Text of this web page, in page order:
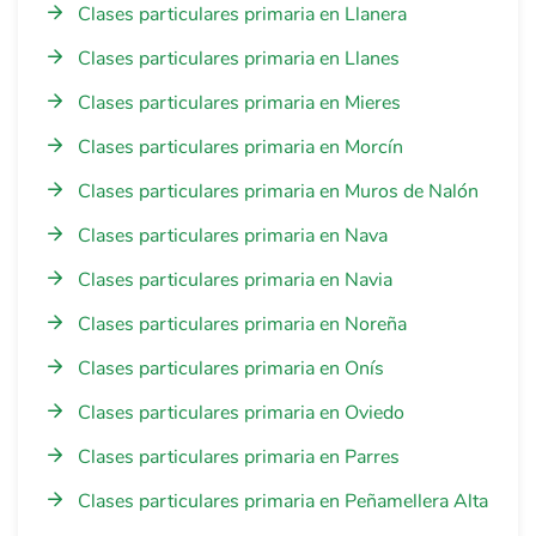
Clases particulares primaria en Llanera
Clases particulares primaria en Llanes
Clases particulares primaria en Mieres
Clases particulares primaria en Morcín
Clases particulares primaria en Muros de Nalón
Clases particulares primaria en Nava
Clases particulares primaria en Navia
Clases particulares primaria en Noreña
Clases particulares primaria en Onís
Clases particulares primaria en Oviedo
Clases particulares primaria en Parres
Clases particulares primaria en Peñamellera Alta